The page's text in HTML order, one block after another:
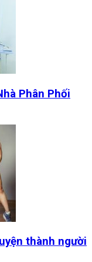
Phân Phối
thành người